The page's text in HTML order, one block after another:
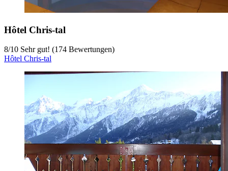
Hôtel Chris-tal
8/10 Sehr gut! (174 Bewertungen)
Hôtel Chris-tal